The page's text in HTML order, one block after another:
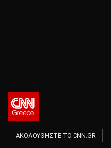
ΑΚΟΛΟΥΘΗΣΤΕ ΤΟ CNN.GR